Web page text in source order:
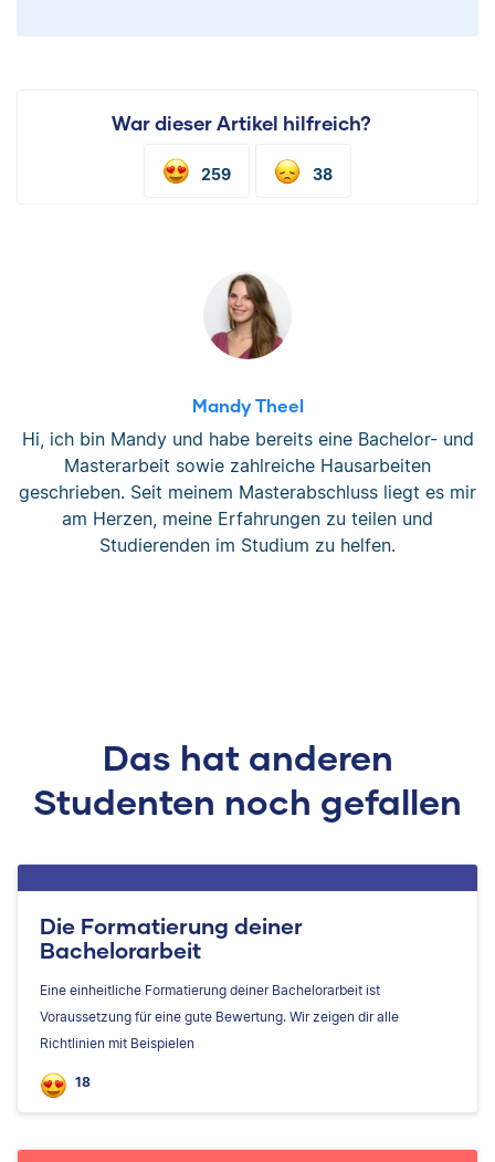
War dieser Artikel hilfreich?
259 38
Mandy Theel
Hi, ich bin Mandy und habe bereits eine Bachelor- und
Masterarbeit sowie zahlreiche Hausarbeiten
geschrieben. Seit meinem Masterabschluss liegt es mir
am Herzen, meine Erfahrungen zu teilen und
Studierenden im Studium zu helfen.
Das hat anderen
Studenten noch gefallen
Die Formatierung deiner
Bachelorarbeit
Eine einheitliche Formatierung deiner Bachelorarbeit ist
Voraussetzung für eine gute Bewertung. Wir zeigen dir alle
Richtlinien mit Beispielen
18